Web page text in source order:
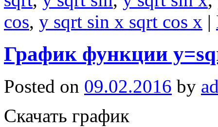
cos, y sqrt sin x sqrt cos x |
График функции
Posted on 09.02.2016 by
Скачать график